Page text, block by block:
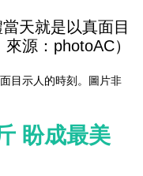
目示人的時刻。圖片非
盼成最美